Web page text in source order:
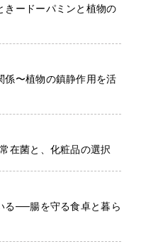
きードーパミンと植物の
係〜植物の鎮静作用を活
在菌と、化粧品の選択
る──腸を守る食卓と暮ら